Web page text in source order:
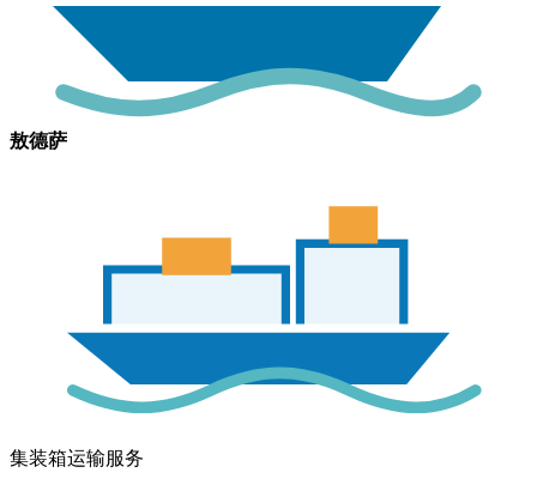
敖德萨
集装箱运输服务